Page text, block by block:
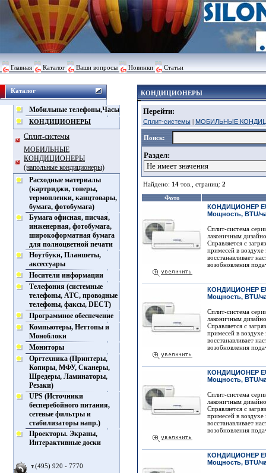
Главная Каталог Ваши вопросы Новинки Статьи
Каталог
Мобильные телефоны,Часы
КОНДИЦИОНЕРЫ
Сплит-системы
МОБИЛЬНЫЕ
КОНДИЦИОНЕРЫ
(напольные кондиционеры)
Расходные материалы
(картриджи, тонеры,
термопленки, канцтовары,
бумага, фотобумага)
Бумага офисная, писчая,
инженерная, фотобумага,
широкоформатная бумага
для полноцветной печати
Ноутбуки, Планшеты,
аксессуары
Носители информации
Телефония (системные
телефоны, АТС, проводные
телефоны, факсы, DECT)
Программное обеспечение
Компьютеры, Неттопы и
Моноблоки
Мониторы
Оргтехника (Принтеры,
Копиры, МФУ, Сканеры,
Шредеры, Ламинаторы,
Резаки)
UPS (Источники
бесперебойного питания,
сетевые фильтры и
стабилизаторы напр.)
Проекторы. Экраны,
Интерактивные доски
т.(495) 920 - 7770
КОНДИЦИОНЕРЫ
Перейти:
Сплит-системы| МОБИЛЬНЫЕ
Поиск:
Раздел:
Найдено: 14тов., страниц: 2
Фото
КОНДИЦИОНЕР
Мощность, BTU/
Сплит-система
лаконичным
Справляется с
примесей в воздухе
восстанавливает
возобновления
КОНДИЦИОНЕР
Мощность, BTU/
Сплит-система
лаконичным
Справляется с
примесей в воздухе
восстанавливает
возобновления
КОНДИЦИОНЕР
Мощность, BTU/
Сплит-система
лаконичным
Справляется с
примесей в воздухе
восстанавливает
возобновления
КОНДИЦИОНЕР
Мощность, BTU/